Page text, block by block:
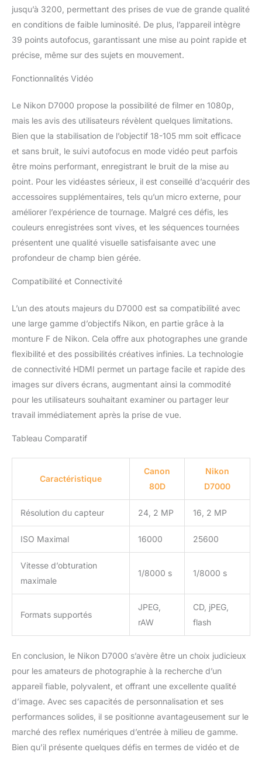
jusqu’à 3200, permettant des prises de vue de grande qualité
en conditions de faible luminosité. De plus, l’appareil intègre
39 points autofocus, garantissant une mise au point rapide et
précise, même sur des sujets en mouvement.
Fonctionnalités Vidéo
Le Nikon D7000 propose la possibilité de filmer en 1080p,
mais les avis des utilisateurs révèlent quelques limitations.
Bien que la stabilisation de l’objectif 18-105 mm soit efficace
et sans bruit, le suivi autofocus en mode vidéo peut parfois
être moins performant, enregistrant le bruit de la mise au
point. Pour les vidéastes sérieux, il est conseillé d’acquérir des
accessoires supplémentaires, tels qu’un micro externe, pour
améliorer l’expérience de tournage. Malgré ces défis, les
couleurs enregistrées sont vives, et les séquences tournées
présentent une qualité visuelle satisfaisante avec une
profondeur de champ bien gérée.
Compatibilité et Connectivité
L’un des atouts majeurs du D7000 est sa compatibilité avec
une large gamme d’objectifs Nikon, en partie grâce à la
monture F de Nikon. Cela offre aux photographes une grande
flexibilité et des possibilités créatives infinies. La technologie
de connectivité HDMI permet un partage facile et rapide des
images sur divers écrans, augmentant ainsi la commodité
pour les utilisateurs souhaitant examiner ou partager leur
travail immédiatement après la prise de vue.
Tableau Comparatif
Caractéristique
Canon
80D
Nikon
D7000
Résolution du capteur 24, 2 MP 16, 2 MP
ISO Maximal 16000 25600
Vitesse d’obturation
maximale
1/8000 s 1/8000 s
Formats supportés
JPEG,
rAW
CD, jPEG,
flash
En conclusion, le Nikon D7000 s’avère être un choix judicieux
pour les amateurs de photographie à la recherche d’un
appareil fiable, polyvalent, et offrant une excellente qualité
d’image. Avec ses capacités de personnalisation et ses
performances solides, il se positionne avantageusement sur le
marché des reflex numériques d’entrée à milieu de gamme.
Bien qu’il présente quelques défis en termes de vidéo et de